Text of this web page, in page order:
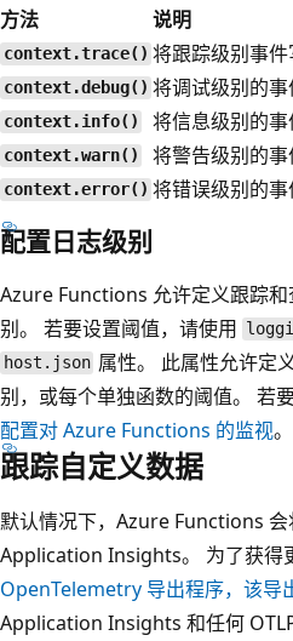
方法
说明
context.trace() 将跟踪级别事件
context.debug() 将调试级别的事
context.info() 将信息级别的事
context.warn() 将警告级别的事
context.error() 将错误级别的事
配置日志级别
Azure Functions 允许定义跟踪
别。 若要设置阈值，请使用
host.json 属性。 此属性允许定
别，或每个单独函数的阈值。 若
配置对 Azure Functions 的监视。
跟踪自定义数据
默认情况下，Azure Functions
Application Insights。 为了获得
OpenTelemetry 导出程序，该导
Application Insights 和任何